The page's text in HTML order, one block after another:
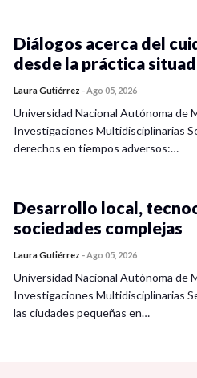
Diálogos acerca del
desde la práctica
Laura Gutiérrez -Ago 05, 2026
Universidad Nacional Autónoma de
Investigaciones Multidisciplinarias
derechos en tiempos adversos:…
Desarrollo local,
sociedades complejas
Laura Gutiérrez -Ago 05, 2026
Universidad Nacional Autónoma de
Investigaciones Multidisciplinarias
las ciudades pequeñas en…